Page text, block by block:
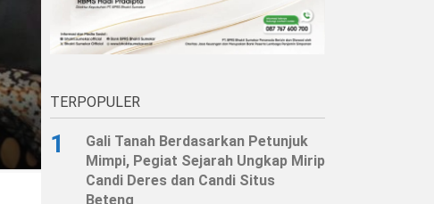
TERPOPULER
1
Gali Tanah Berdasarkan Petunjuk
Mimpi, Pegiat Sejarah Ungkap Mirip
Candi Deres dan Candi Situs
Beteng